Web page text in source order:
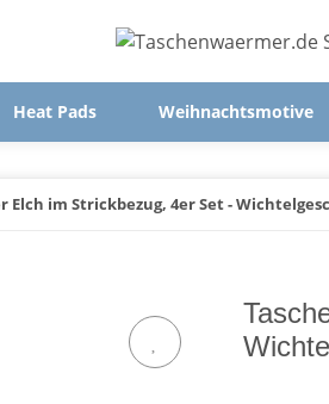
Heat Pads Weihnachtsmotive
Elch im Strickbezug, 4er Set -